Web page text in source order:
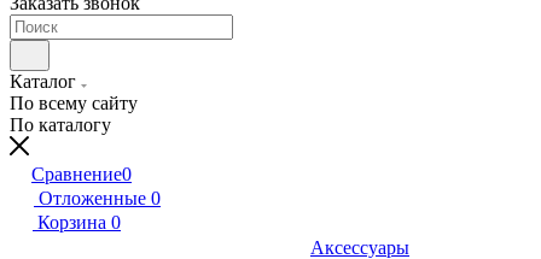
Каталог
По всему сайту
По каталогу
Сравнение0
Отложенные 0
Корзина 0
Аксессуары